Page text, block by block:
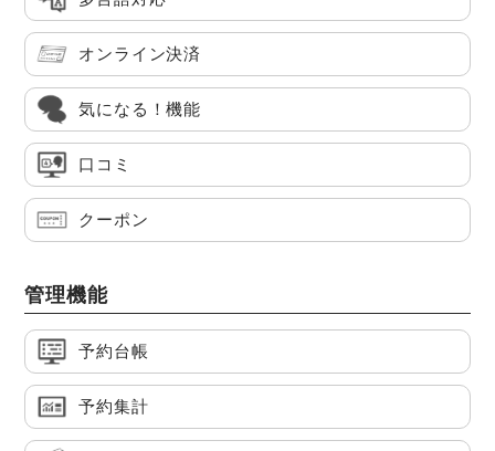
オンライン決済
気になる！機能
口コミ
クーポン
管理機能
予約台帳
予約集計